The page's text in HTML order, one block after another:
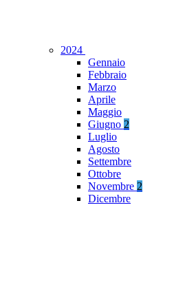
2024
Gennaio
Febbraio
Marzo
Aprile
Maggio
Giugno 2
Luglio
Agosto
Settembre
Ottobre
Novembre 2
Dicembre